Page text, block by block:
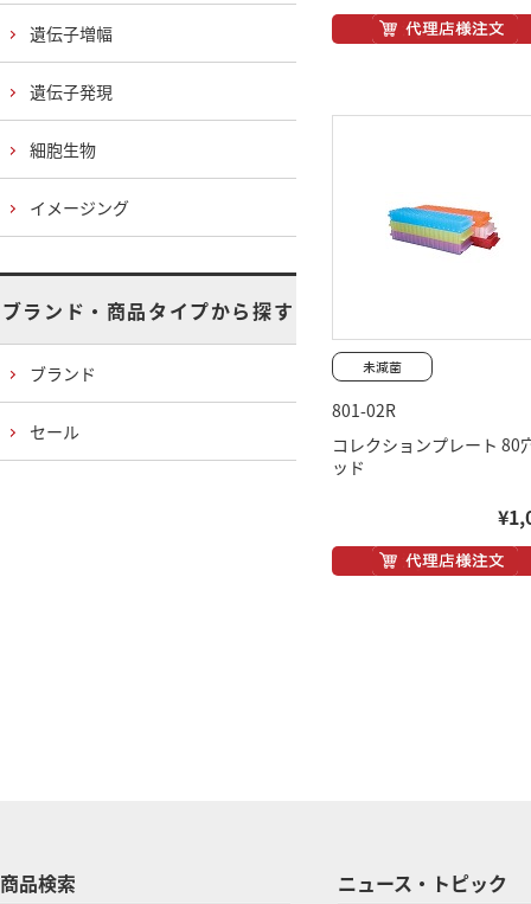
801-02R
コレクションプレート 80
ッド
遺伝子増幅
遺伝子発現
細胞生物
イメージング
ブランド・商品タイプから探す
ブランド
セール
商品検索 ニュース・トピック